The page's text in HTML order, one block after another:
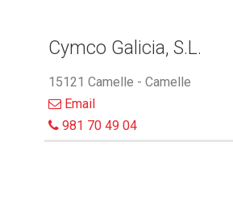
Cymco Galicia, S.L.
15121 Camelle - Camelle
Email
981 70 49 04